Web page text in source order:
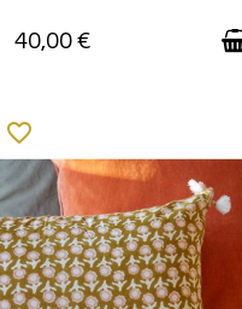
40,00 €
favorite_border